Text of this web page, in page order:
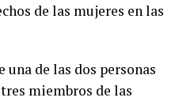
de las mujeres en las
una de las dos personas
miembros de las